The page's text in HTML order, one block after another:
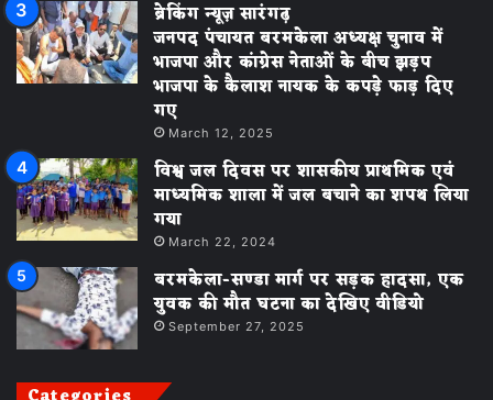
ब्रेकिंग न्यूज़ सारंगढ़
जनपद पंचायत बरमकेला अध्यक्ष चुनाव में
भाजपा और कांग्रेस नेताओं के बीच झड़प
भाजपा के कैलाश नायक के कपड़े फाड़ दिए
गए
March 12, 2025
विश्व जल दिवस पर शासकीय प्राथमिक एवं
माध्यमिक शाला में जल बचाने का शपथ लिया
गया
March 22, 2024
बरमकेला-सण्डा मार्ग पर सड़क हादसा, एक
युवक की मौत घटना का देखिए वीडियो
September 27, 2025